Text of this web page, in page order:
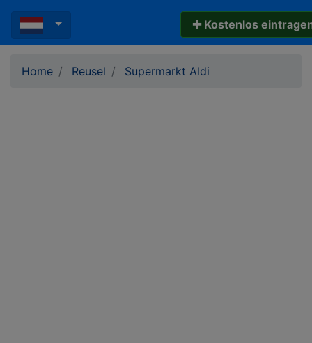
✚ Kostenlos
Home Reusel Supermarkt Aldi